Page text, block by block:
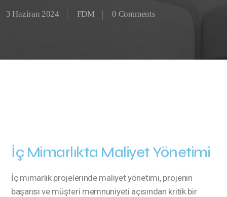
3 Haziran 2024 FDM 0 Comments
İç Mimarlıkta Maliyet Yönetimi
İç mimarlık projelerinde maliyet yönetimi, projenin
başarısı ve müşteri memnuniyeti açısından kritik bir